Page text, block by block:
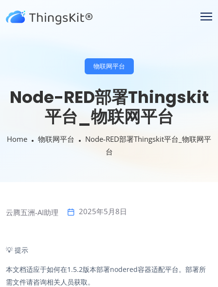
物联网平台
Node-RED部署Thingskit
平台_物联网平台
Home 物联网平台
Node-RED部署Thingskit平台_物联网平
台
云腾五洲-AI助理 2025年5月8日
💡 提示
本文档适应于如何在1.5.2版本部署nodered容器适配平台。部署所
需文件请咨询相关人员获取。